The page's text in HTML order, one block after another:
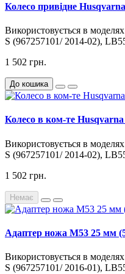
Колесо привідне
Використовується в
S (967257101/ 2014-02),
1 502 грн.
До кошика
Колесо в ком-те Husqvarna
Використовується в
S (967257101/ 2014-02),
1 502 грн.
Немає
Адаптер ножа М53 25 мм
Використовується в
S (967257101/ 2016-01),